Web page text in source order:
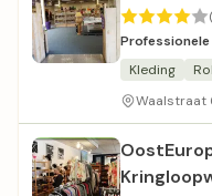
service voor
Kleding
Waalstraat